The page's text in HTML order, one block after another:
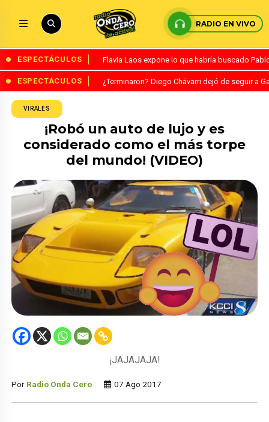
RADIO EN VIVO
ESPECTÁCULOS Flavia Laos expone lo que habría buscado
ESPECTÁCULOS ¿Terminaron? Diego Chávarri dejó de seguir a
VIRALES
¡Robó un auto de lujo y es
considerado como el más torpe
del mundo! (VIDEO)
¡JAJAJAJA!
Por Radio Onda Cero 07 Ago 2017